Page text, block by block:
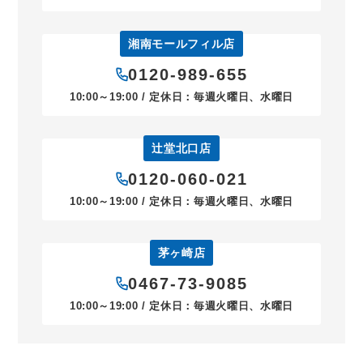
湘南モールフィル店
0120-989-655
10:00～19:00 / 定休日：毎週火曜日、水曜日
辻堂北口店
0120-060-021
10:00～19:00 / 定休日：毎週火曜日、水曜日
茅ヶ崎店
0467-73-9085
10:00～19:00 / 定休日：毎週火曜日、水曜日